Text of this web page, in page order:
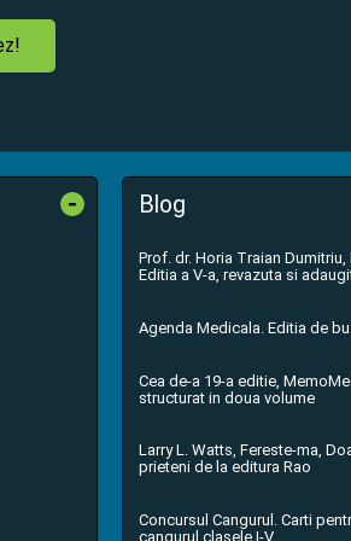
- Blog
Prof. dr. Horia Traian
Editia a V-a, revazuta si
Agenda Medicala. Editia de
Cea de-a 19-a editie,
structurat in doua volume
Larry L. Watts, Fereste-ma,
prieteni de la editura Rao
Concursul Cangurul. Carti
cangurul clasele I-V